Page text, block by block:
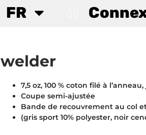
FR
welder
7,5 oz, 100 % coton filé à
Coupe semi-ajustée
Bande de recouvrement au col
(gris sport 10% polyester, noir